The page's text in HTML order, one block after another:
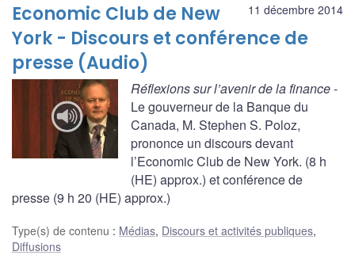
11 décembre 2014
Economic Club de New
York - Discours et conférence de
presse (Audio)
Réflexions sur l’avenir de la finance-
Le gouverneur de la Banque du
Canada, M. Stephen S. Poloz,
prononce un discours devant
l’Economic Club de New York. (8 h
(HE) approx.) et conférence de
presse (9 h 20 (HE) approx.)
Type(s) de contenu : Médias, Discours et activités publiques,
Diffusions